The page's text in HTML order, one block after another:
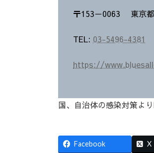
〒153－0063 東京都
TEL: 03-5496-4381
https://
国、自治体の感染対策よ
Facebook X